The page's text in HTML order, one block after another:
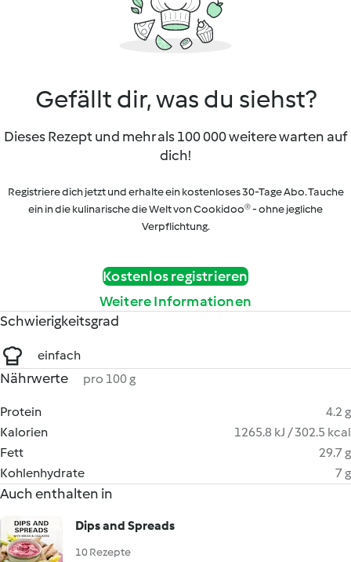
Gefällt dir, was du siehst?
Dieses Rezept und mehr als 100 000 weitere warten auf
dich!
Registriere dich jetzt und erhalte ein kostenloses 30-Tage Abo. Tauche
ein in die kulinarische die Welt von Cookidoo® - ohne jegliche
Verpflichtung.
Kostenlos registrieren
Weitere Informationen
Schwierigkeitsgrad
einfach
Nährwerte pro 100 g
Protein
4.2 g
Kalorien
1265.8 kJ / 302.5 kcal
Fett
29.7 g
Kohlenhydrate
7 g
Auch enthalten in
Dips and Spreads
10 Rezepte